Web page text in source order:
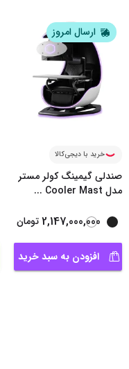
ارسال امروز
خرید با دیجی‌کالا
صندلی گیمینگ کولر مستر
مدل Cooler Mast
...
2,147,000,000 تومان
افزودن به سبد خرید